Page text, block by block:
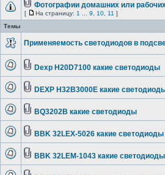
Фотографии домашних или
[ На страницу: 1 9 10 11 ]
Темы
Применяемость светодиодов в
Dexp H20D7100 какие светодиоды
DEXP H32B3000E какие
BQ3202B какие светодиоды
BBK 32LEX-5026 какие светодиоды
BBK 32LEM-1043 какие светодиоды